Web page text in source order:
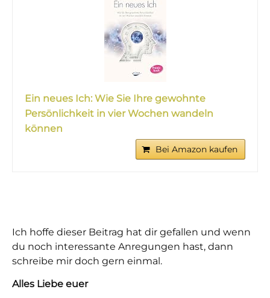
Ein neues Ich: Wie Sie Ihre gewohnte
Persönlichkeit in vier Wochen wandeln
können
Bei Amazon kaufen
Ich hoffe dieser Beitrag hat dir gefallen und wenn
du noch interessante Anregungen hast, dann
schreibe mir doch gern einmal.
Alles Liebe euer